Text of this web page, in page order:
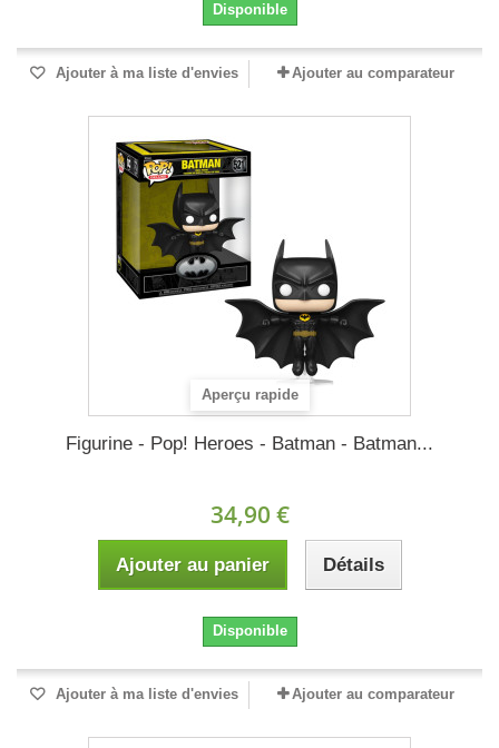
Disponible
Ajouter à ma liste d'envies Ajouter au comparateur
Aperçu rapide
Figurine - Pop! Heroes - Batman - Batman...
34,90 €
Ajouter au panier Détails
Disponible
Ajouter à ma liste d'envies Ajouter au comparateur